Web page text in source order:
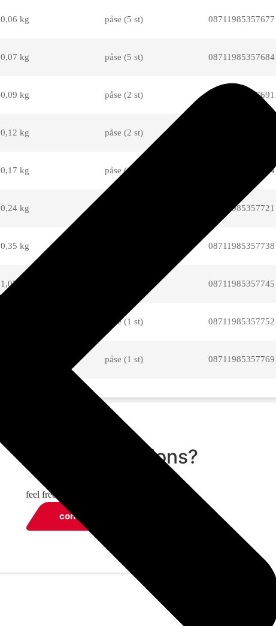
0,06 kg påse (5 st) 08711985357677
0,07 kg påse (5 st) 08711985357684
0,09 kg påse (2 st) 08711985357691
0,12 kg påse (2 st)
0,17 kg påse (1 st) 08711985357714
0,24 kg 08711985357721
0,35 kg 08711985357738
1,07 kg 08711985357745
påse (1 st) 08711985357752
påse (1 st) 08711985357769
got any questions?
feel free to contact us
contact